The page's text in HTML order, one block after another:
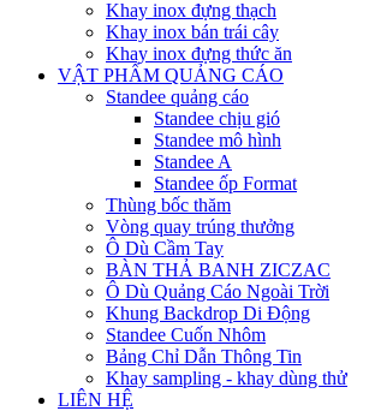
Khay inox đựng thạch
Khay inox bán trái cây
Khay inox đựng thức ăn
VẬT PHẨM QUẢNG CÁO
Standee quảng cáo
Standee chịu gió
Standee mô hình
Standee A
Standee ốp Format
Thùng bốc thăm
Vòng quay trúng thưởng
Ô Dù Cầm Tay
BÀN THẢ BANH ZICZAC
Ô Dù Quảng Cáo Ngoài Trời
Khung Backdrop Di Động
Standee Cuốn Nhôm
Bảng Chỉ Dẫn Thông Tin
Khay sampling - khay dùng thử
LIÊN HỆ